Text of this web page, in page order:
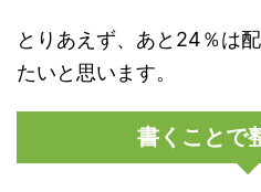
とりあえず、あと24％は
たいと思います。
書くことで